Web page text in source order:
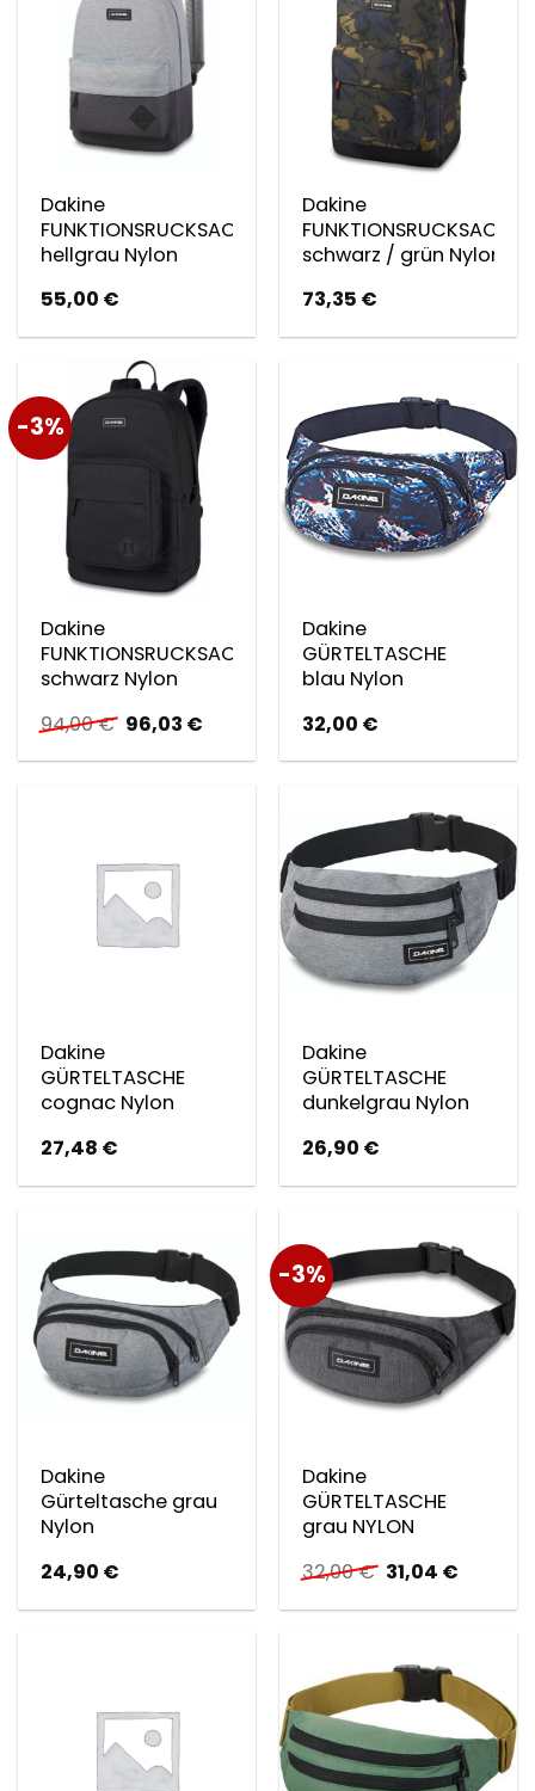
Dakine
FUNKTIONSRUCKSACK
hellgrau Nylon
55,00 €
Dakine
FUNKTIONSRUCKSACK
schwarz / grün Nylon
73,35 €
-3%
Dakine
FUNKTIONSRUCKSACK
schwarz Nylon
94,00€ Ursprünglicher
Preis
war:
96,03 €
ist:
Dakine
GÜRTELTASCHE
blau Nylon
32,00 €
Dakine
GÜRTELTASCHE
cognac Nylon
27,48 €
Dakine
GÜRTELTASCHE
dunkelgrau Nylon
26,90 €
Dakine
Gürteltasche grau
Nylon
24,90 €
-3%
Dakine
GÜRTELTASCHE
grau NYLON
32,00€ Ursprünglicher
Preis
war:
31,04 €
ist: